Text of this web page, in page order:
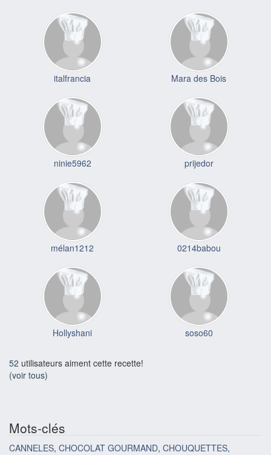
italfrancia Mara des Bois
ninie5962 prijedor
mélan1212 0214babou
Hollyshani soso60
52 utilisateurs aiment cette recette!
(voir tous)
Mots-clés
CANNELES, CHOCOLAT GOURMAND, CHOUQUETTES,